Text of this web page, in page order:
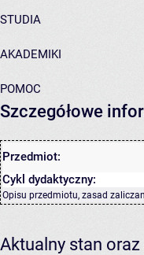
STUDIA
AKADEMIKI
POMOC
Szczegółowe
Przedmiot:
Cykl dydaktyczny:
Opisu przedmiotu, zasad
Aktualny stan